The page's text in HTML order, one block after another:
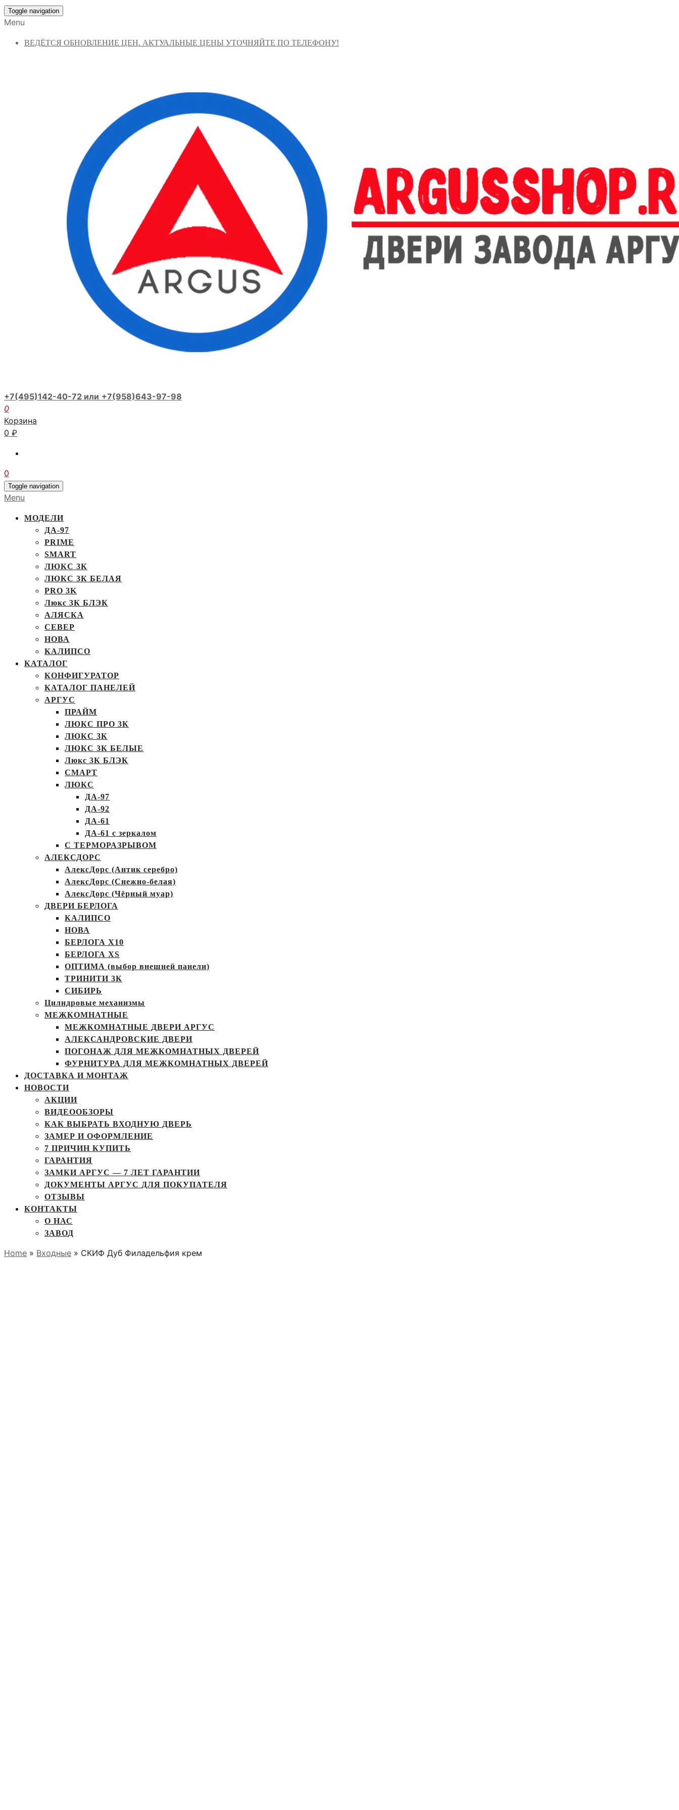
Toggle navigation
Menu
ВЕДЁТСЯ ОБНОВЛЕНИЕ ЦЕН. АКТУАЛЬНЫЕ ЦЕНЫ УТОЧНЯЙТЕ ПО ТЕЛЕФОНУ!
+7(495)142-40-72 или +7(958)643-97-98
0
Корзина
0 ₽
0
Toggle navigation
Menu
МОДЕЛИ
ДА-97
PRIME
SMART
ЛЮКС 3К
ЛЮКС 3К БЕЛАЯ
PRO 3K
Люкс 3К БЛЭК
АЛЯСКА
СЕВЕР
НОВА
КАЛИПСО
КАТАЛОГ
КОНФИГУРАТОР
КАТАЛОГ ПАНЕЛЕЙ
АРГУС
ПРАЙМ
ЛЮКС ПРО 3К
ЛЮКС 3К
ЛЮКС 3К БЕЛЫЕ
Люкс 3К БЛЭК
СМАРТ
ЛЮКС
ДА-97
ДА-92
ДА-61
ДА-61 с зеркалом
С ТЕРМОРАЗРЫВОМ
АЛЕКСДОРС
АлексДорс (Антик серебро)
АлексДорс (Снежно-белая)
АлексДорс (Чёрный муар)
ДВЕРИ БЕРЛОГА
КАЛИПСО
НОВА
БЕРЛОГА Х10
БЕРЛОГА XS
ОПТИМА (выбор внешней панели)
ТРИНИТИ 3К
СИБИРЬ
Цилндровые механизмы
МЕЖКОМНАТНЫЕ
МЕЖКОМНАТНЫЕ ДВЕРИ АРГУС
АЛЕКСАНДРОВСКИЕ ДВЕРИ
ПОГОНАЖ ДЛЯ МЕЖКОМНАТНЫХ ДВЕРЕЙ
ФУРНИТУРА ДЛЯ МЕЖКОМНАТНЫХ ДВЕРЕЙ
ДОСТАВКА И МОНТАЖ
НОВОСТИ
АКЦИИ
ВИДЕООБЗОРЫ
КАК ВЫБРАТЬ ВХОДНУЮ ДВЕРЬ
ЗАМЕР И ОФОРМЛЕНИЕ
7 ПРИЧИН КУПИТЬ
ГАРАНТИЯ
ЗАМКИ АРГУС — 7 ЛЕТ ГАРАНТИИ
ДОКУМЕНТЫ АРГУС ДЛЯ ПОКУПАТЕЛЯ
ОТЗЫВЫ
КОНТАКТЫ
О НАС
ЗАВОД
Home » Входные » СКИФ Дуб Филадельфия крем